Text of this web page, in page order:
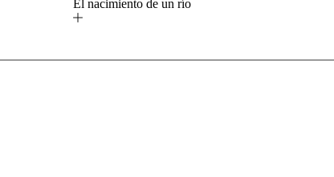
El nacimiento de un río